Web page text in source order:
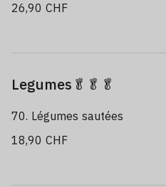
26,90 CHF
Legumes🥬🥬🥬
70. Légumes sautées
18,90 CHF